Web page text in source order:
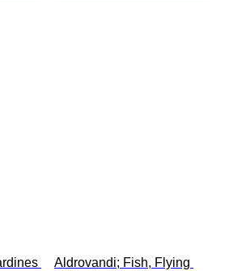
Aldrovandi; Fish, Flying